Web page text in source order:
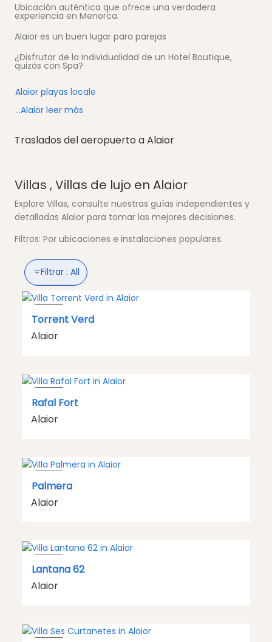
Ubicación auténtica que ofrece una verdadera
experiencia en Menorca.
Alaior es un buen lugar para parejas
¿Disfrutar de la individualidad de un Hotel Boutique,
quizás con Spa?
Alaior playas locale
...Alaior leer más
Traslados del aeropuerto a Alaior
Villas , Villas de lujo en Alaior
Explore Villas, consulte nuestras guías independientes y
detalladas Alaior para tomar las mejores decisiones.
Filtros: Por ubicaciones e instalaciones populares.
Filtrar : All
Torrent Verd
Alaior
Rafal Fort
Alaior
Palmera
Alaior
Lantana 62
Alaior